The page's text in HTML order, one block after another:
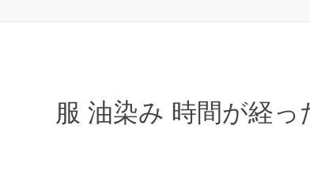
服 油染み 時間が経っ